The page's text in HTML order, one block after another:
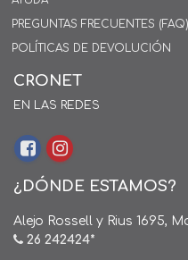
PREGUNTAS FRECUENTES (FAQ)
POLÍTICAS DE DEVOLUCIÓN
CRONET
EN LAS REDES
¿DÓNDE ESTAMOS?
Alejo Rossell y Rius 1695,
26 242424*